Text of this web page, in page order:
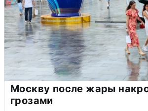
Москву после жары
грозами